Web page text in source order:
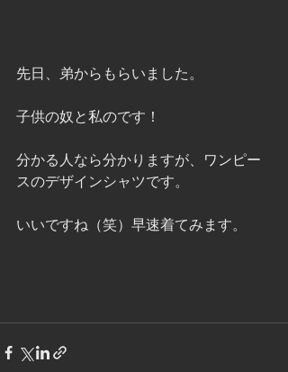
先日、弟からもらいました。
子供の奴と私のです！
分かる人なら分かりますが、ワンピー
スのデザインシャツです。
いいですね（笑）早速着てみます。